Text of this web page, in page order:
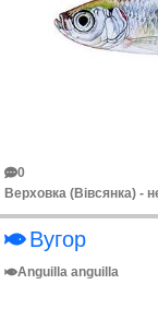
0
Вугор
Anguilla anguilla